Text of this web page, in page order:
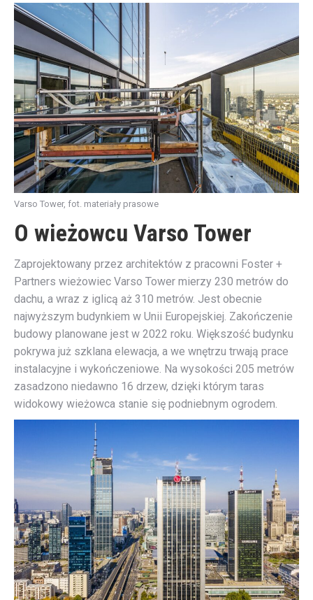
Varso Tower, fot. materiały prasowe
O wieżowcu Varso Tower
Zaprojektowany przez architektów z pracowni Foster +
Partners wieżowiec Varso Tower mierzy 230 metrów do
dachu, a wraz z iglicą aż 310 metrów. Jest obecnie
najwyższym budynkiem w Unii Europejskiej. Zakończenie
budowy planowane jest w 2022 roku. Większość budynku
pokrywa już szklana elewacja, a we wnętrzu trwają prace
instalacyjne i wykończeniowe. Na wysokości 205 metrów
zasadzono niedawno 16 drzew, dzięki którym taras
widokowy wieżowca stanie się podniebnym ogrodem.